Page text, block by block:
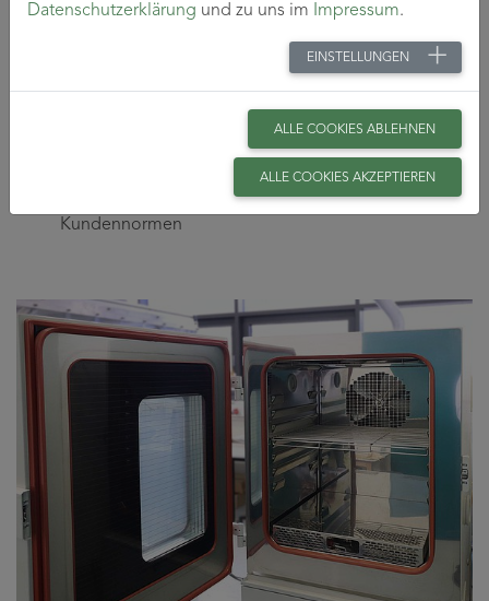
Temperaturbereich: -40 °C bis 180 °C
Feuchtebereich: 10 %rF bis 98 %rF
Proben können bei Bedarf mit Spannung versorgt
Simultane optische, elektrische oder mechanische
Prüfung nach DIN 60068-2-1 sowie nach individuellen
Kundennormen
Datenschutzerklärung und zu uns im Impressum.
EINSTELLUNGEN
ALLE COOKIES ABLEHNEN
ALLE COOKIES AKZEPTIEREN